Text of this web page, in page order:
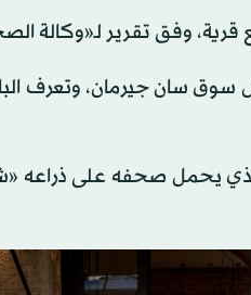
وفق تقرير لـ«وكالة
الذي يحمل صحفه على